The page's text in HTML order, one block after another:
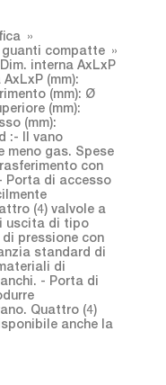
guanti compatte
interna AxLxP
(mm):
(mm): Ø
(mm):
(mm):
:- Il vano
meno gas. Spese
con
Porta di accesso
(4) valvole a
uscita di tipo
pressione con
standard di
di
- Porta di
Quattro (4)
anche la